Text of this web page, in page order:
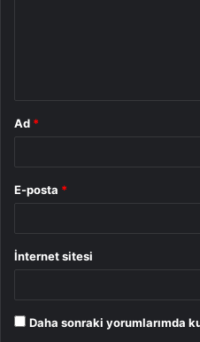
Ad *
E-posta *
İnternet sitesi
Daha sonraki yorumlarımda